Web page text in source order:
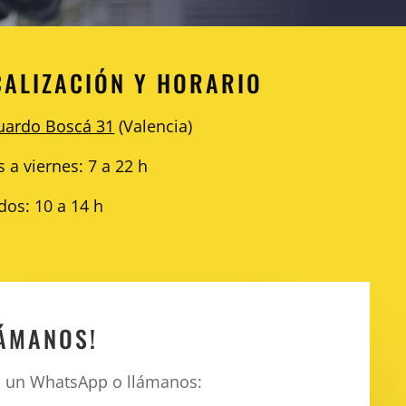
Y HORARIO
Boscá 31 (Valencia)
a viernes: 7 a 22 h
10 a 14 h
un WhatsApp o llámanos: